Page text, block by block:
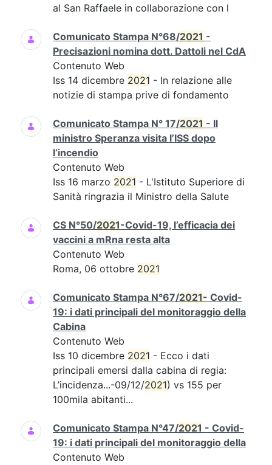
al San Raffaele in collaborazione con l
Comunicato Stampa N°68/2021 -
Precisazioni nomina dott. Dattoli nel CdA
Contenuto Web
Iss 14 dicembre 2021 - In relazione alle
notizie di stampa prive di fondamento
Comunicato Stampa N° 17/2021 - Il
ministro Speranza visita l’ISS dopo
l’incendio
Contenuto Web
Iss 16 marzo 2021 - L'Istituto Superiore di
Sanità ringrazia il Ministro della Salute
CS N°50/2021-Covid-19, l’efficacia dei
vaccini a mRna resta alta
Contenuto Web
Roma, 06 ottobre 2021
Comunicato Stampa N°67/2021- Covid-
19: i dati principali del monitoraggio della
Cabina
Contenuto Web
Iss 10 dicembre 2021 - Ecco i dati
principali emersi dalla cabina di regia:
L’incidenza...-09/12/2021) vs 155 per
100mila abitanti...
Comunicato Stampa N°47/2021 - Covid-
19: i dati principali del monitoraggio della
Contenuto Web